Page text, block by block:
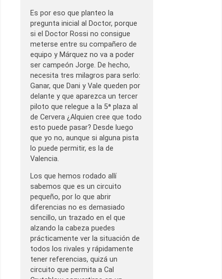
Es por eso que planteo la
pregunta inicial al Doctor, porque
si el Doctor Rossi no consigue
meterse entre su compañero de
equipo y Márquez no va a poder
ser campeón Jorge. De hecho,
necesita tres milagros para serlo:
Ganar, que Dani y Vale queden por
delante y que aparezca un tercer
piloto que relegue a la 5ª plaza al
de Cervera ¿Alquien cree que todo
esto puede pasar? Desde luego
que yo no, aunque si alguna pista
lo puede permitir, es la de
Valencia.
Los que hemos rodado allí
sabemos que es un circuito
pequeño, por lo que abrir
diferencias no es demasiado
sencillo, un trazado en el que
alzando la cabeza puedes
prácticamente ver la situación de
todos los rivales y rápidamente
tener referencias, quizá un
circuito que permita a Cal